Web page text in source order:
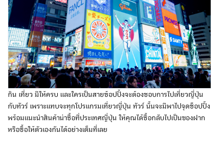
กิน เที่ยว มีให้ครบ และใครเป็นสายช้อปปิ้งจะต้องชอบการไปเที่ยวญี่ปุ่น
กับทัวร์ เพราะแทบจะทุกโปรแกรมเที่ยวญี่ปุ่น ทัวร์ นั้นจะมีพาไปจุดช็อปปิ้ง
พร้อมแนะนำสินค้าน่าซื้อที่ประเทศญี่ปุ่น ให้คุณได้ซื้อกลับไปเป็นของฝาก
หรือซื้อให้ตัวเองกันได้อย่างเต็มที่เลย